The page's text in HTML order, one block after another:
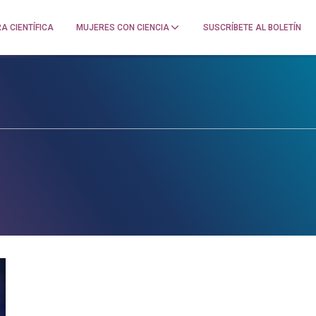
CIENTÍFICA MUJERES CON CIENCIA SUSCRÍBETE AL BOLETÍN